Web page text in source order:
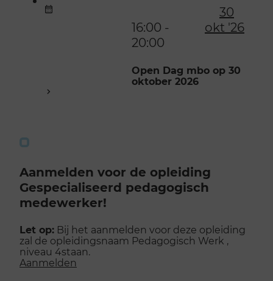
30
okt '26
16:00 -
20:00
Open Dag mbo op 30
oktober 2026
Aanmelden voor de opleiding
Gespecialiseerd pedagogisch
medewerker!
Let op: Bij het aanmelden voor deze opleiding
zal de opleidingsnaam Pedagogisch Werk ,
niveau 4staan.
Aanmelden